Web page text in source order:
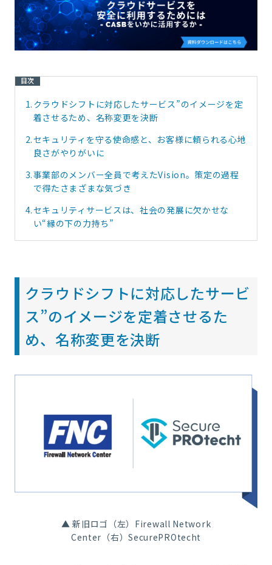
目次
1. クラウドシフトに対応したサービス”のイメージを定
着させるため、名称変更を決断
2.セキュリティを守る使命感と、お客様に頼られる心地
良さがやりがいに
3.事業部のメンバー全員で考えたVision。策定の過程
で得たさまざまな気づき
4.セキュリティサービスは、社会の発展に欠かせな
い“縁の下の力持ち”
クラウドシフトに対応したサービ
ス”のイメージを定着させるた
め、名称変更を決断
▲ 新旧ロゴ（左）Firewall Network
Center（右）SecurePROtecht